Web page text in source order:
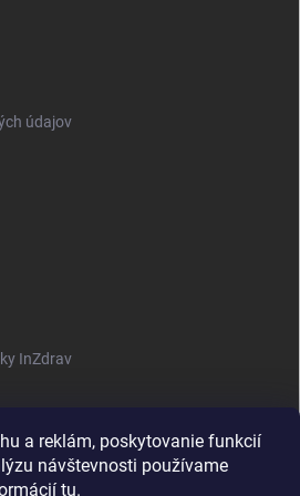
a reklám, poskytovanie funkcií
návštevnosti používame
tu.
údajov
InZdrav